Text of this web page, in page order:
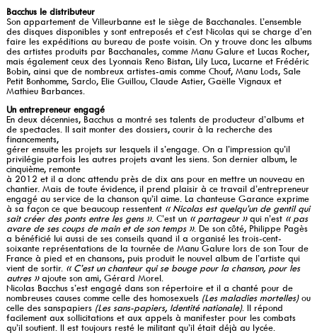
Bacchus le distributeur
Son appartement de Villeurbanne est le siège de Bacchanales. L’ensemble
des disques disponibles y sont entreposés et c’est Nicolas qui se charge d’en
faire les expéditions au bureau de poste voisin. On y trouve donc les albums
des artistes produits par Bacchanales, comme Manu Galure et Lucas Rocher,
mais également ceux des Lyonnais Reno Bistan, Lily Luca, Lucarne et Frédéric
Bobin, ainsi que de nombreux artistes-amis comme Chouf, Manu Lods, Sale
Petit Bonhomme, Sarclo, Elie Guillou, Claude Astier, Gaëlle Vignaux et
Mathieu Barbances.
Un entrepreneur engagé
En deux décennies, Bacchus a montré ses talents de producteur d’albums et
de spectacles. Il sait monter des dossiers, courir à la recherche des
financements,
gérer ensuite les projets sur lesquels il s’engage. On a l’impression qu’il
privilégie parfois les autres projets avant les siens. Son dernier album, le
cinquième, remonte
à 2012 et il a donc attendu près de dix ans pour en mettre un nouveau en
chantier. Mais de toute évidence, il prend plaisir à ce travail d’entrepreneur
engagé au service de la chanson qu’il aime. La chanteuse Garance exprime
à sa façon ce que beaucoup ressentent « Nicolas est quelqu’un de gentil qui
sait créer des ponts entre les gens ». C’est un « partageur »qui n’est « pas
avare de ses coups de main et de son temps ». De son côté, Philippe Pagès
a bénéficié lui aussi de ses conseils quand il a organisé les trois-cent-
soixante représentations de la tournée de Manu Galure lors de son Tour de
France à pied et en chansons, puis produit le nouvel album de l’artiste qui
vient de sortir. « C’est un chanteur qui se bouge pour la chanson, pour les
autres »ajoute son ami, Gérard Morel.
Nicolas Bacchus s’est engagé dans son répertoire et il a chanté pour de
nombreuses causes comme celle des homosexuels (Les maladies mortelles)ou
celle des sanspapiers (Les sans-papiers, Identité nationale). Il répond
facilement aux sollicitations et aux appels à manifester pour les combats
qu’il soutient. Il est toujours resté le militant qu’il était déjà au lycée.